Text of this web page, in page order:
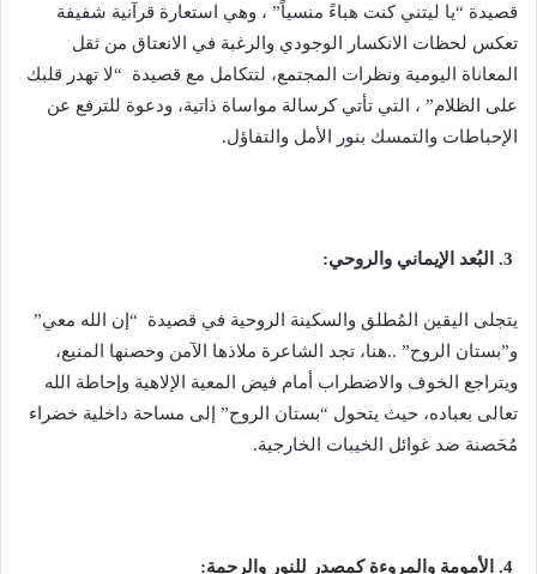
قصيدة “يا ليتني كنت هباءً منسياً” ، وهي استعارة قرآنية شفيفة
تعكس لحظات الانكسار الوجودي والرغبة في الانعتاق من ثقل
المعاناة اليومية ونظرات المجتمع، لتتكامل مع قصيدة “لا تهدر قلبك
على الظلام” ، التي تأتي كرسالة مواساة ذاتية، ودعوة للترفع عن
الإحباطات والتمسك بنور الأمل والتفاؤل.
يتجلى اليقين المُطلق والسكينة الروحية في قصيدة “إن الله معي”
و”بستان الروح” ..هنا، تجد الشاعرة ملاذها الآمن وحصنها المنيع،
ويتراجع الخوف والاضطراب أمام فيض المعية الإلاهية وإحاطة الله
تعالى بعباده، حيث يتحول “بستان الروح” إلى مساحة داخلية خضراء
مُحَصنة ضد غوائل الخيبات الخارجية.